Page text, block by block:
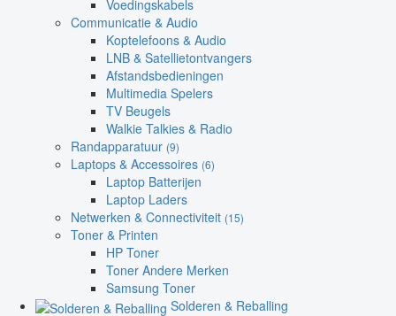
Voedingskabels
Communicatie & Audio
Koptelefoons & Audio
LNB & Satellietontvangers
Afstandsbedieningen
Multimedia Spelers
TV Beugels
Walkie Talkies & Radio
Randapparatuur (9)
Laptops & Accessoires (6)
Laptop Batterijen
Laptop Laders
Netwerken & Connectiviteit (15)
Toner & Printen
HP Toner
Toner Andere Merken
Samsung Toner
Solderen & Reballing